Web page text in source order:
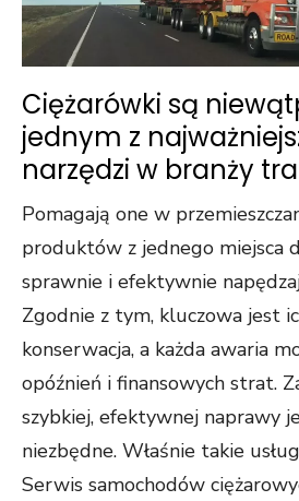
Ciężarówki są
jednym z
narzędzi w branży
Pomagają one w
produktów z jednego miejsca
sprawnie i efektywnie
Zgodnie z tym, kluczowa jest
konserwacja, a każda awaria
opóźnień i finansowych strat.
szybkiej, efektywnej naprawy
niezbędne. Właśnie takie
Serwis samochodów